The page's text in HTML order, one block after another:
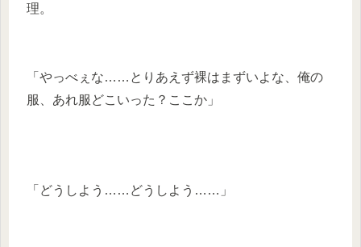
理。
「やっべぇな……とりあえず裸はまずいよな、俺の
服、あれ服どこいった？ここか」
「どうしよう……どうしよう……」